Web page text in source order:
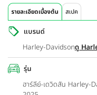
รายละเอียดเบื้องต้น สเปค
แบรนด์
Harley-Davidsonดู
รุ่น
ฮาร์ลีย์-เดวิดสัน Harley-